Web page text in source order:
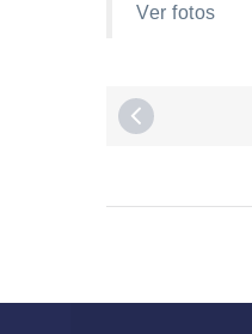
Ver fotos